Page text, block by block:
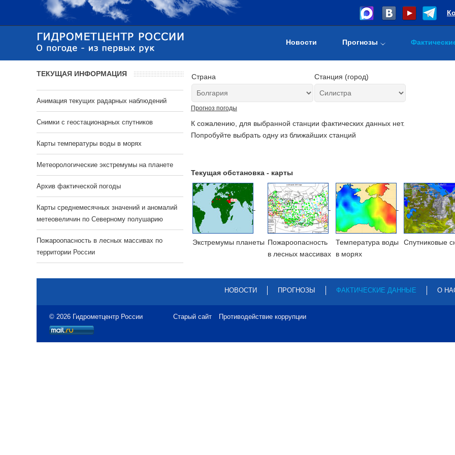
Новости Прогнозы
Страна Станция (город)
Прогноз погоды
К сожалению, для выбранной станции фактических данных нет.
Попробуйте выбрать одну из ближайших станций
Текущая обстановка - карты
Экстремумы планеты Пожароопасность
в лесных массивах
Температура воды
в морях
Cпутниковые
ТЕКУЩАЯ ИНФОРМАЦИЯ
Анимация текущих радарных наблюдений
Cнимки с геостационарных спутников
Карты температуры воды в морях
Метеорологические экстремумы на планете
Архив фактической погоды
Карты среднемесячных значений и аномалий
метеовеличин по Северному полушарию
Пожароопасность в лесных массивах по
территории России
НОВОСТИ ПРОГНОЗЫ ФАКТИЧЕСКИЕ ДАННЫЕ О
© 2026 Гидрометцентр России Старый сайт Противодействие коррупции